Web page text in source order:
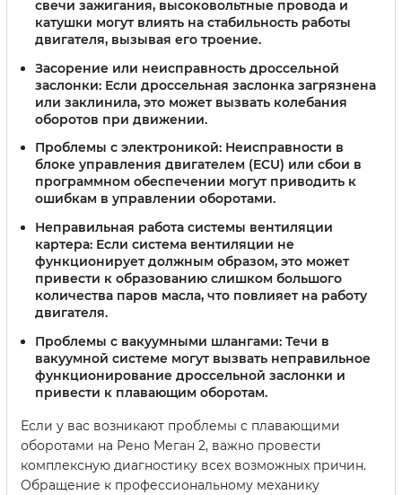
свечи зажигания, высоковольтные провода и
катушки могут влиять на стабильность работы
двигателя, вызывая его троение.
Засорение или неисправность дроссельной
заслонки: Если дроссельная заслонка загрязнена
или заклинила, это может вызвать колебания
оборотов при движении.
Проблемы с электроникой: Неисправности в
блоке управления двигателем (ECU) или сбои в
программном обеспечении могут приводить к
ошибкам в управлении оборотами.
Неправильная работа системы вентиляции
картера: Если система вентиляции не
функционирует должным образом, это может
привести к образованию слишком большого
количества паров масла, что повлияет на работу
двигателя.
Проблемы с вакуумными шлангами: Течи в
вакуумной системе могут вызвать неправильное
функционирование дроссельной заслонки и
привести к плавающим оборотам.
Если у вас возникают проблемы с плавающими
оборотами на Рено Меган 2, важно провести
комплексную диагностику всех возможных причин.
Обращение к профессиональному механику